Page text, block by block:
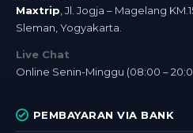
Maxtrip , Jl. Jogja – Magelang
Sleman, Yogyakarta.
Live Chat
Online Senin-Minggu (08:00 –
PEMBAYARAN VIA BANK